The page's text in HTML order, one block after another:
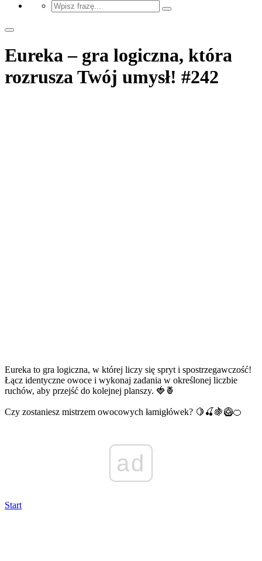
Eureka – gra logiczna, która
rozrusza Twój umysł! #242
Eureka to gra logiczna, w której liczy się spryt i spostrzegawczość!
Łącz identyczne owoce i wykonaj zadania w określonej liczbie
ruchów, aby przejść do kolejnej planszy. 🍓🍍
Czy zostaniesz mistrzem owocowych łamigłówek? 🍋🍒🍇🥝🍊
ad
Start